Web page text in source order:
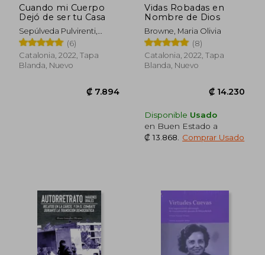
₡ 20.627 ₡
Cuando mi Cuerpo
Dejó de ser tu Casa
Sepúlveda Pulvirenti,
Emma
(6)
Catalonia, 2022, Tapa
Blanda, Nuevo
Vidas Robadas en
Nombre de Dios
Browne, Maria Olivia
(8)
Catalonia, 2022, Tapa
Blanda, Nuevo
Disponible Usado
en Buen Estado a
₡ 13.868
Comprar Usado